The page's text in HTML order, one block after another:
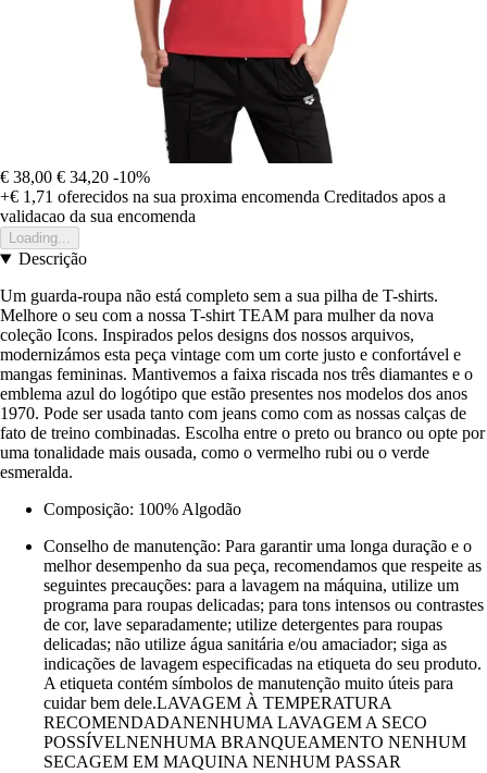
€ 38,00 € 34,20 -10%
+€ 1,71 oferecidos na sua proxima encomenda Creditados apos a
validacao da sua encomenda
Loading...
Descrição
Um guarda-roupa não está completo sem a sua pilha de T-shirts.
Melhore o seu com a nossa T-shirt TEAM para mulher da nova
coleção Icons. Inspirados pelos designs dos nossos arquivos,
modernizámos esta peça vintage com um corte justo e confortável e
mangas femininas. Mantivemos a faixa riscada nos três diamantes e o
emblema azul do logótipo que estão presentes nos modelos dos anos
1970. Pode ser usada tanto com jeans como com as nossas calças de
fato de treino combinadas. Escolha entre o preto ou branco ou opte por
uma tonalidade mais ousada, como o vermelho rubi ou o verde
esmeralda.
Composição: 100% Algodão
Conselho de manutenção: Para garantir uma longa duração e o
melhor desempenho da sua peça, recomendamos que respeite as
seguintes precauções: para a lavagem na máquina, utilize um
programa para roupas delicadas; para tons intensos ou contrastes
de cor, lave separadamente; utilize detergentes para roupas
delicadas; não utilize água sanitária e/ou amaciador; siga as
indicações de lavagem especificadas na etiqueta do seu produto.
A etiqueta contém símbolos de manutenção muito úteis para
cuidar bem dele.LAVAGEM À TEMPERATURA
RECOMENDADANENHUMA LAVAGEM A SECO
POSSÍVELNENHUMA BRANQUEAMENTO NENHUM
SECAGEM EM MAQUINA NENHUM PASSAR